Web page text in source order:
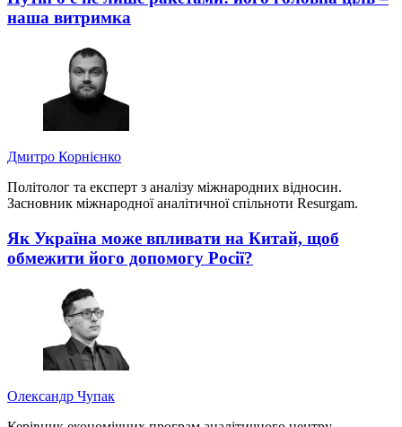
наша витримка
Дмитро Корнієнко
Політолог та експерт з аналізу міжнародних відносин.
Засновник міжнародної аналітичної спільноти Resurgam.
Як Україна може впливати на Китай, щоб
обмежити його допомогу Росії?
Олександр Чупак